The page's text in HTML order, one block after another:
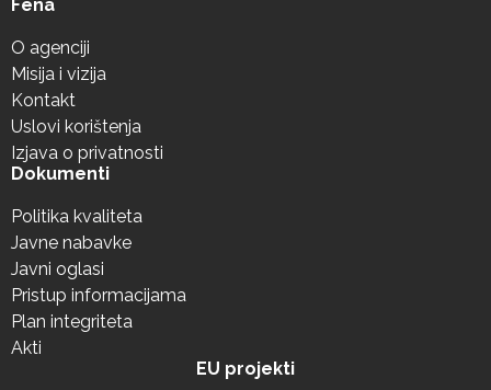
Fena
O agenciji
Misija i vizija
Kontakt
Uslovi korištenja
Izjava o privatnosti
Dokumenti
Politika kvaliteta
Javne nabavke
Javni oglasi
Pristup informacijama
Plan integriteta
Akti
EU projekti